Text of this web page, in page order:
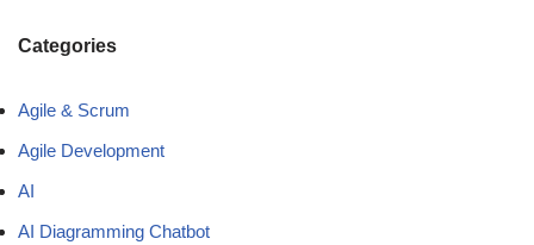
Categories
Agile & Scrum
Agile Development
AI
AI Diagramming Chatbot